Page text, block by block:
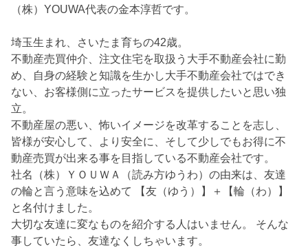
（株）YOUWA代表の金本淳哲です。
埼玉生まれ、さいたま育ちの42歳。
不動産売買仲介、注文住宅を取扱う大手不動産会社に勤
め、自身の経験と知識を生かし大手不動産会社ではでき
ない、お客様側に立ったサービスを提供したいと思い独
立。
不動産屋の悪い、怖いイメージを改革することを志し、
皆様が安心して、より安全に、そして少しでもお得に不
動産売買が出来る事を目指している不動産会社です。
社名（株）ＹＯＵＷＡ（読み方ゆうわ）の由来は、友達
の輪と言う意味を込めて 【友（ゆう）】＋【輪（わ）】
と名付けました。
大切な友達に変なものを紹介する人はいません。 そんな
事していたら、友達なくしちゃいます。